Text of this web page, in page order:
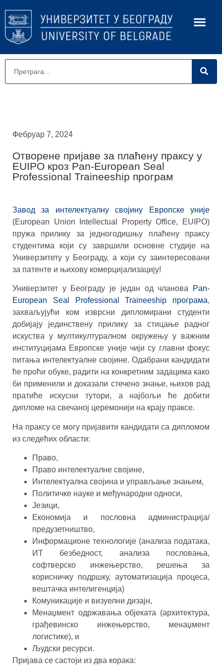
Фебруар 7, 2024
Отворене пријаве за плаћену праксу у
EUIPO кроз Pan-European Seal
Professional Traineeship програм
Завод за интелектуалну својину Европске уније
(European Union Intellectual Property Office, EUIPO)
пружа прилику за једногодишњу плаћену праксу
студентима који су завршили основне студије на
Универзитету у Београду, а који су заинтересовани
за патенте и њихову комерцијализацију!
Универзитет у Београду је један од чланова
Pan-
European Seal Professional Traineeship програма,
захваљујући ком изврсни дипломирани студенти
добијају јединствену прилику за стицање радног
искуства у мултикултуралном окружењу у важним
институцијама Европске уније чији су главни фокус
питања интелектуалне својине. Одабрани кандидати
ће проћи обуке, радити на конкретним задацима како
би применили и доказали стечено знање, њихов рад
пратиће искусни тутори, а најбољи ће добити
дипломе на свечаној церемонији на крају праксе.
На праксу се могу пријавити кандидати са дипломом
из следећих области:
Право,
Право интелектуалне својине,
Интелектуална својина и управљање знањем,
Политичке науке и међународни односи,
Језици,
Економија и пословна администрација/
предузетништво,
Информационе технологије (анализа података,
ИТ безбедност, анализа пословања,
софтверско инжењерство, решења за
корисничку подршку, аутоматизација процеса,
вештачка интелигенција)
Комуникације и визуелни дизајн,
Менаџмент одржавања објеката (архитектура,
грађевинско инжењерство, менаџмент
логистике), и
Људски ресурси.
Пријава се састоји из два корака: